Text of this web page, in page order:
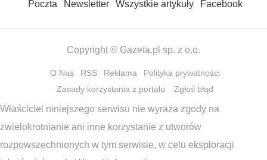
Poczta Newsletter Wszystkie artykuły Facebook
Copyright © Gazeta.pl sp. z o.o.
O Nas RSS Reklama
Polityka prywatności
Zasady korzystania z portalu
Zgłoś błąd
Właściciel niniejszego serwisu nie wyraża zgody na
zwielokrotnianie ani inne korzystanie z utworów
rozpowszechnionych w tym serwisie, w celu eksploracji